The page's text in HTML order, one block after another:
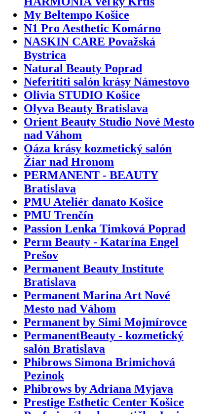
My Beltempo Košice
N1 Pro Aesthetic Komárno
NASKIN CARE Považská
Bystrica
Natural Beauty Poprad
Neferititi salón krásy Námestovo
Olivia STUDIO Košice
Olyva Beauty Bratislava
Orient Beauty Studio Nové Mesto
nad Váhom
Oáza krásy kozmetický salón
Žiar nad Hronom
PERMANENT - BEAUTY
Bratislava
PMU Ateliér danato Košice
PMU Trenčín
Passion Lenka Timková Poprad
Perm Beauty - Katarína Engel
Prešov
Permanent Beauty Institute
Bratislava
Permanent Marina Art Nové
Mesto nad Váhom
Permanent by Simi Mojmírovce
PermanentBeauty - kozmetický
salón Bratislava
Phibrows Simona Brimichová
Pezinok
Phibrows by Adriana Myjava
Prestige Esthetic Center Košice